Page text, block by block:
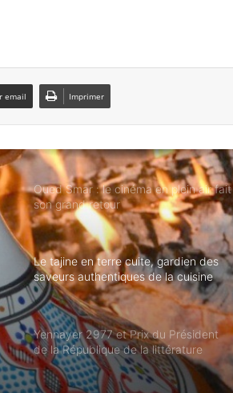
email Imprimer
mon exutoire»
Oued Smar : le cinéma en plein air fait
son grand retour
Le tajine en terre cuite, gardien des
saveurs authentiques de la cuisine
algérienne
Yennayer 2977 et Prix du Président
de la République de la littérature
amazighe : Tlemcen au cœur des
célébrations nationales